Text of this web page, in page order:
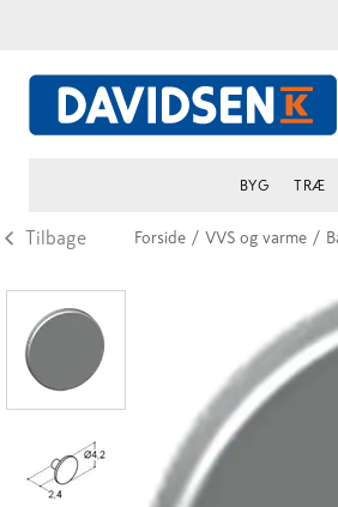
BYG TRÆ
Tilbage Forside / VVS og varme /